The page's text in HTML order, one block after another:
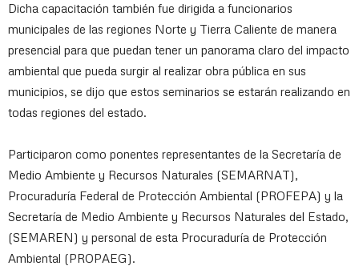
Dicha capacitación también fue dirigida a funcionarios
municipales de las regiones Norte y Tierra Caliente de manera
presencial para que puedan tener un panorama claro del impacto
ambiental que pueda surgir al realizar obra pública en sus
municipios, se dijo que estos seminarios se estarán realizando en
todas regiones del estado.
Participaron como ponentes representantes de la Secretaría de
Medio Ambiente y Recursos Naturales (SEMARNAT),
Procuraduría Federal de Protección Ambiental (PROFEPA) y la
Secretaría de Medio Ambiente y Recursos Naturales del Estado,
(SEMAREN) y personal de esta Procuraduría de Protección
Ambiental (PROPAEG).